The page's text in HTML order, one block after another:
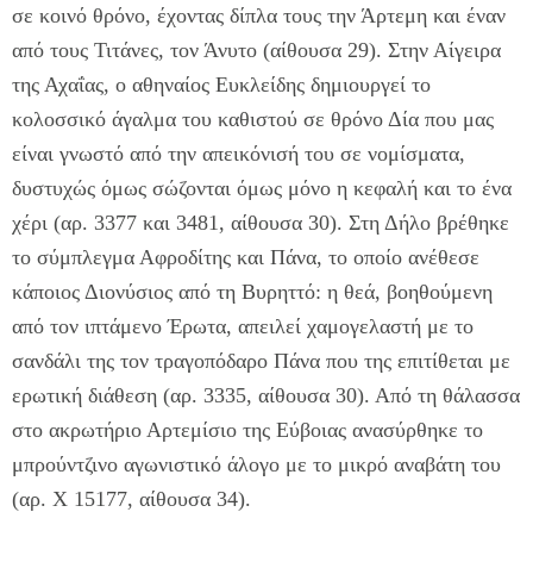
σε κοινό θρόνο, έχοντας δίπλα τους την Άρτεμη και έναν
από τους Τιτάνες, τον Άνυτο (αίθουσα 29). Στην Αίγειρα
της Αχαΐας, ο αθηναίος Ευκλείδης δημιουργεί το
κολοσσικό άγαλμα του καθιστού σε θρόνο Δία που μας
είναι γνωστό από την απεικόνισή του σε νομίσματα,
δυστυχώς όμως σώζονται όμως μόνο η κεφαλή και το ένα
χέρι (αρ. 3377 και 3481, αίθουσα 30). Στη Δήλο βρέθηκε
το σύμπλεγμα Αφροδίτης και Πάνα, το οποίο ανέθεσε
κάποιος Διονύσιος από τη Βυρηττό: η θεά, βοηθούμενη
από τον ιπτάμενο Έρωτα, απειλεί χαμογελαστή με το
σανδάλι της τον τραγοπόδαρο Πάνα που της επιτίθεται με
ερωτική διάθεση (αρ. 3335, αίθουσα 30). Από τη θάλασσα
στο ακρωτήριο Αρτεμίσιο της Εύβοιας ανασύρθηκε το
μπρούντζινο αγωνιστικό άλογο με το μικρό αναβάτη του
(αρ. Χ 15177, αίθουσα 34).